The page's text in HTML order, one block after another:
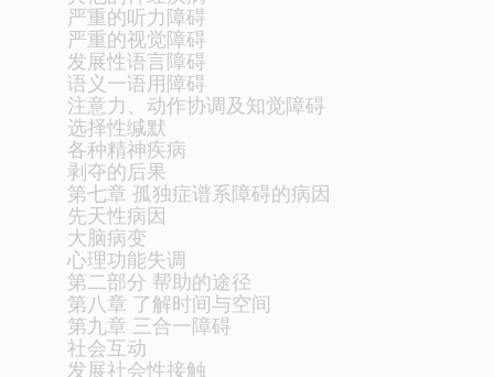
严重的听力障碍
严重的视觉障碍
发展性语言障碍
语义一语用障碍
注意力、动作协调及知觉障碍
选择性缄默
各种精神疾病
剥夺的后果
第七章 孤独症谱系障碍的病因
先天性病因
大脑病变
心理功能失调
第二部分 帮助的途径
第八章 了解时间与空间
第九章 三合一障碍
社会互动
发展社会性接触